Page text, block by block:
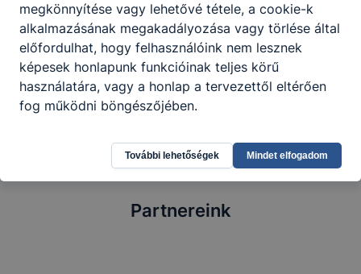
Partnereink
megkönnyítése vagy lehetővé tétele, a cookie-k
alkalmazásának megakadályozása vagy törlése által
előfordulhat, hogy felhasználóink nem lesznek
képesek honlapunk funkcióinak teljes körű
használatára, vagy a honlap a tervezettől eltérően
fog működni böngészőjében.
További lehetőségek Mindet elfogadom